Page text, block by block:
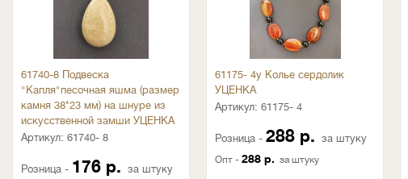
61740-8 Подвеска
"Капля"песочная яшма (размер
камня 38*23 мм) на шнуре из
искусственной замши УЦЕНКА
Артикул: 61740- 8
Розница - 176 р. за штуку
61175- 4у Колье сердолик
УЦЕНКА
Артикул: 61175- 4
Розница - 288 р. за штуку
Опт - 288 р. за штуку